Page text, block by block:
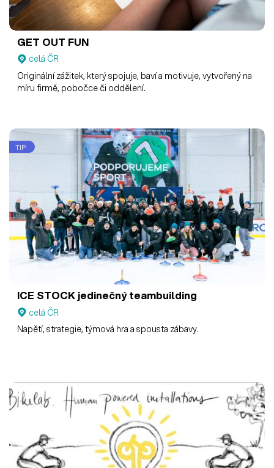
GET OUT FUN
celá ČR
Originální zážitek, který spojuje, baví a motivuje, vytvořený na
míru firmě, pobočce či oddělení.
TIP
ICE STOCK jedinečný teambuilding
celá ČR
Napětí, strategie, týmová hra a spousta zábavy.